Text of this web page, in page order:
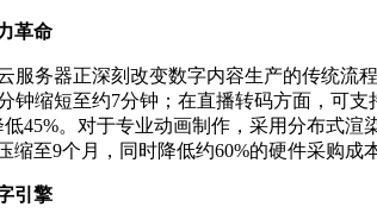
革命
务器正深刻改变数字内容生产的传统流
钟缩短至约7分钟；在直播转码方面，可
45%。对于专业动画制作，采用分布式
至9个月，同时降低约60%的硬件采购成本
引擎